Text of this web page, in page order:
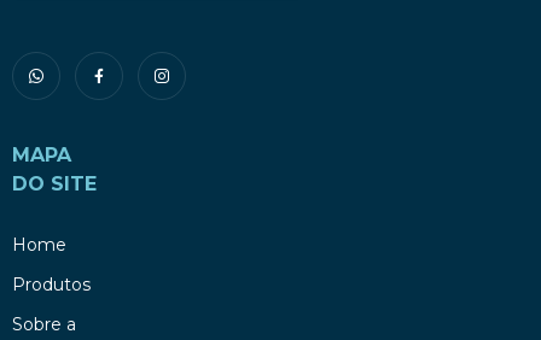
MAPA
DO SITE
Home
Produtos
Sobre a